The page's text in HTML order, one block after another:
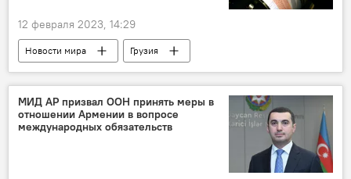
12 февраля 2023, 14:29
Новости мира
Грузия
Южный Кавказ
землетрясение
МИД АР призвал ООН принять меры в
отношении Армении в вопросе
международных обязательств